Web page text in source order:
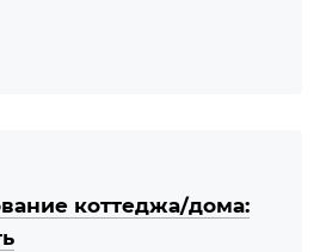
коттеджа/дома: